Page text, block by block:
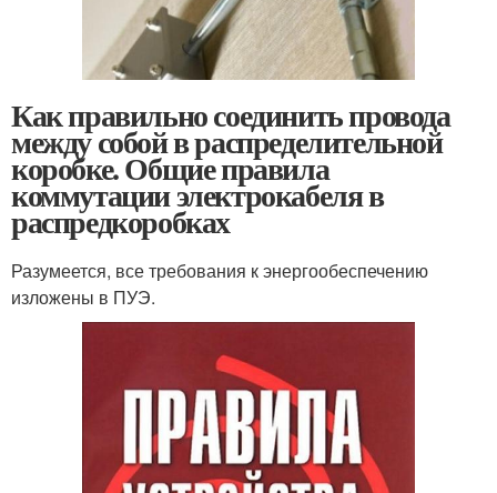
Как правильно соединить провода
между собой в распределительной
коробке. Общие правила
коммутации электрокабеля в
распредкоробках
Разумеется, все требования к энергообеспечению
изложены в ПУЭ.